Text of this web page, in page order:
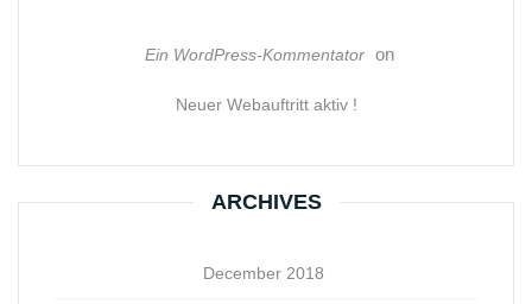
Ein WordPress-Kommentator on
Neuer Webauftritt aktiv !
ARCHIVES
December 2018